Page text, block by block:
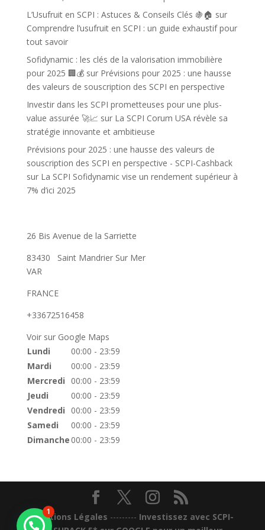
L’Usufruit en SCPI : Astuces & Conseils Clés 🍇🏠 sur
Comprendre l’usufruit en SCPI : un guide exhaustif pour
tout savoir
Sofidynamic : les clés de la valorisation immobilière
pour 2025 🏢💰sur Prévisions pour 2025 : une hausse
des valeurs de souscription des SCPI en perspective
Investir dans les SCPI prometteuses pour une plus-
value assurée 🚀📈 sur La SCPI Corum USA révèle sa
stratégie innovante et ambitieuse
Prévisions pour 2025 : une hausse des valeurs de
souscription des SCPI en perspective - SCPI-Cashback
sur La SCPI Sofidynamic vise un rendement supérieur à
7% d’ici 2025
26 Bis Avenue de la Sarriette
83430
Saint Mandrier Sur Mer
VAR
FRANCE
+33672516458
Voir sur Google Maps
Lundi
00:00 - 23:59
Mardi
00:00 - 23:59
Mercredi
00:00 - 23:59
Jeudi
00:00 - 23:59
Vendredi
00:00 - 23:59
Samedi
00:00 - 23:59
Dimanche 00:00 - 23:59
Mentions Légales --------- Investissez avec SCPI-
1